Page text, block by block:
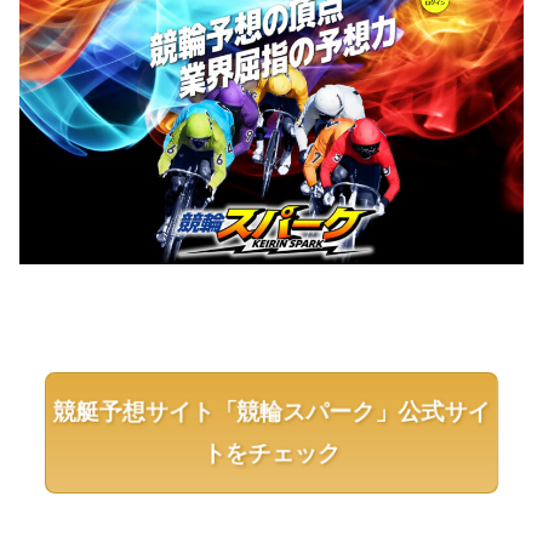
競艇予想サイト「競輪スパーク」公式サイ
トをチェック